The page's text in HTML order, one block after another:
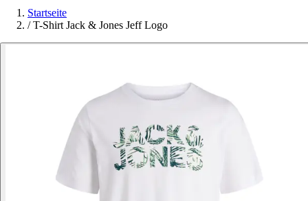
Startseite
/ T-Shirt Jack & Jones Jeff Logo